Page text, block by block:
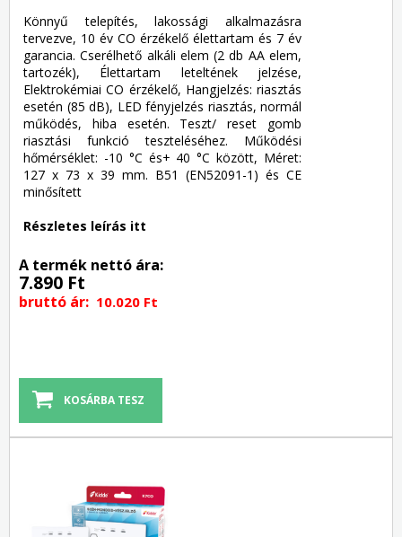
Könnyű telepítés, lakossági alkalmazásra
tervezve, 10 év CO érzékelő élettartam és 7 év
garancia. Cserélhető alkáli elem (2 db AA elem,
tartozék), Élettartam leteltének jelzése,
Elektrokémiai CO érzékelő, Hangjelzés: riasztás
esetén (85 dB), LED fényjelzés riasztás, normál
működés, hiba esetén. Teszt/ reset gomb
riasztási funkció teszteléséhez. Működési
hőmérséklet: -10 °C és+ 40 °C között, Méret:
127 x 73 x 39 mm. B51 (EN52091-1) és CE
minősített
Részletes leírás itt
A termék nettó ára:
7.890 Ft
bruttó ár: 10.020 Ft